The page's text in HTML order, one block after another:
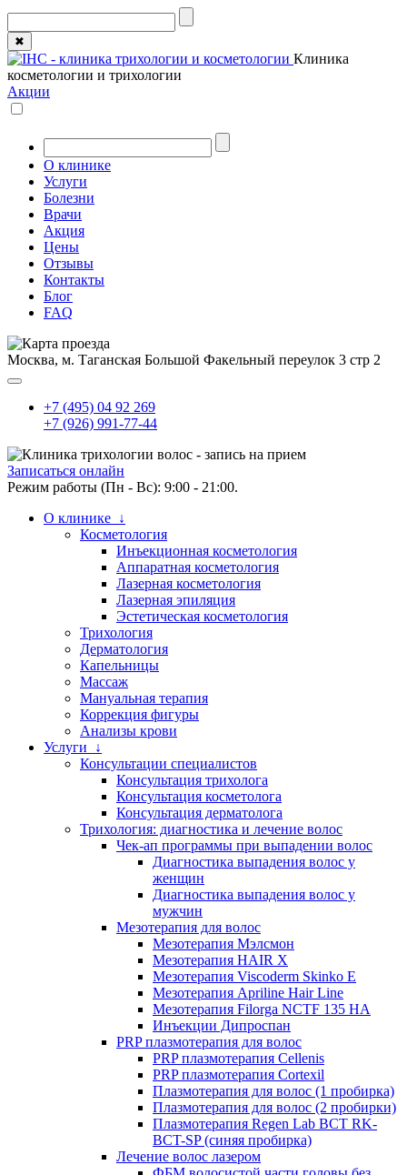
✖
Клиника
косметологии и трихологии
Акции
О клинике
Услуги
Болезни
Врачи
Акция
Цены
Отзывы
Контакты
Блог
FAQ
Москва, м. Таганская Большой Факельный переулок 3 стр 2
+7 (495) 04 92 269
+7 (926) 991-77-44
Записаться онлайн
Режим работы (Пн - Вс): 9:00 - 21:00.
О клинике ↓
Косметология
Инъекционная косметология
Аппаратная косметология
Лазерная косметология
Лазерная эпиляция
Эстетическая косметология
Трихология
Дерматология
Капельницы
Массаж
Мануальная терапия
Коррекция фигуры
Анализы крови
Услуги ↓
Консультации специалистов
Консультация трихолога
Консультация косметолога
Консультация дерматолога
Трихология: диагностика и лечение волос
Чек-ап программы при выпадении волос
Диагностика выпадения волос у
женщин
Диагностика выпадения волос у
мужчин
Мезотерапия для волос
Мезотерапия Мэлсмон
Мезотерапия HAIR X
Мезотерапия Viscoderm Skinko E
Мезотерапия Apriline Hair Line
Мезотерапия Filorga NCTF 135 HA
Инъекции Дипроспан
PRP плазмотерапия для волос
PRP плазмотерапия Cellenis
PRP плазмотерапия Cortexil
Плазмотерапия для волос (1 пробирка)
Плазмотерапия для волос (2 пробирки)
Плазмотерапия Regen Lab BCT RK-
BCT-SP (синяя пробирка)
Лечение волос лазером